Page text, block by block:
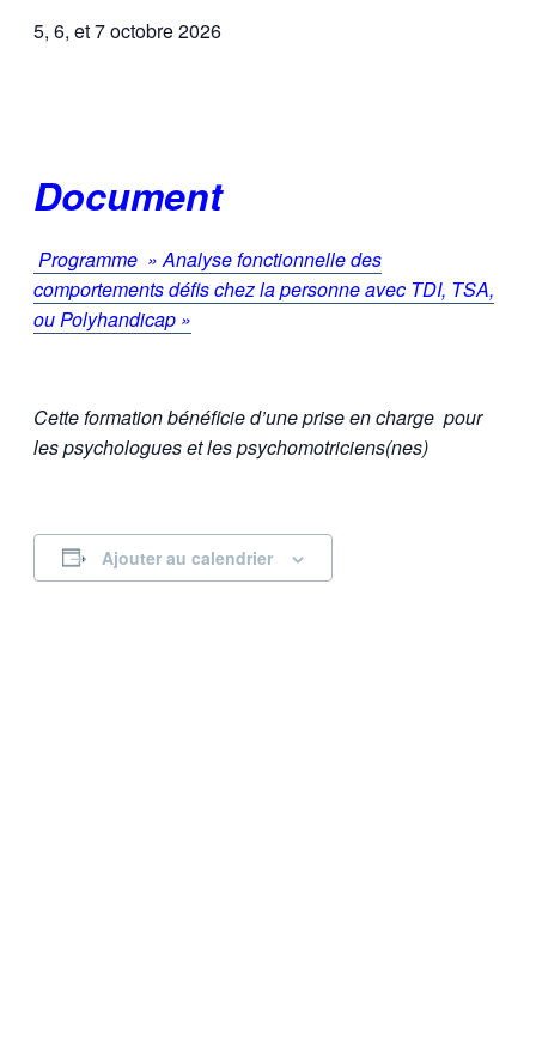
5, 6, et 7 octobre 2026
Document
Programme » Analyse fonctionnelle des
comportements défis chez la personne avec TDI, TSA,
ou Polyhandicap »
Cette formation bénéficie d’une prise en charge pour
les psychologues et les psychomotriciens(nes)
Ajouter au calendrier